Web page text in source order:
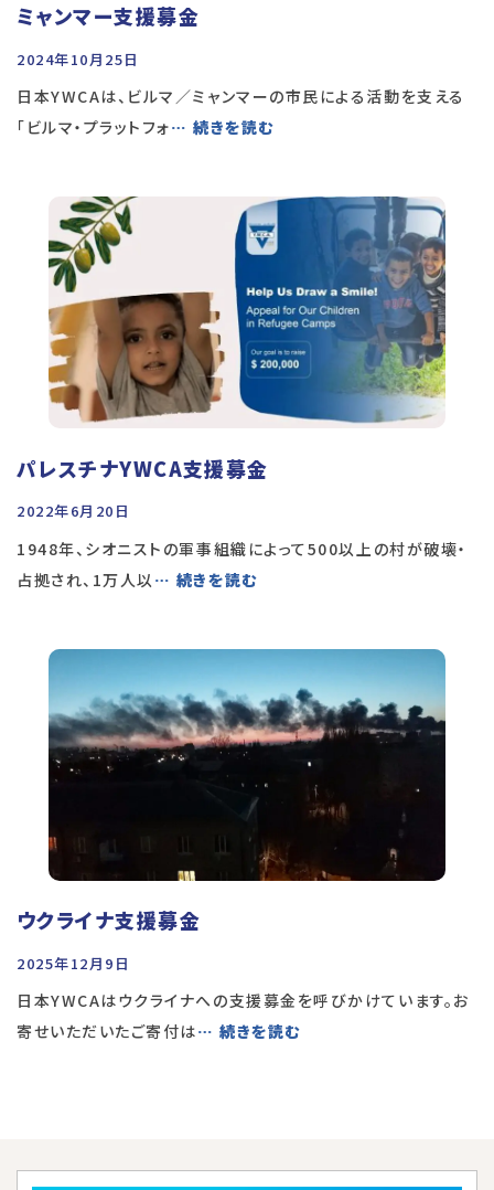
ミャンマー支援募金
2024年10月25日
日本YWCAは、ビルマ／ミャンマーの市民による活動を支える
「ビルマ・プラットフォ… 続きを読む
パレスチナYWCA支援募金
2022年6月20日
1948年、シオニストの軍事組織によって500以上の村が破壊・
占拠され、1万人以 … 続きを読む
ウクライナ支援募金
2025年12月9日
日本YWCAはウクライナへの支援募金を呼びかけています。お
寄せいただいたご寄付は… 続きを読む